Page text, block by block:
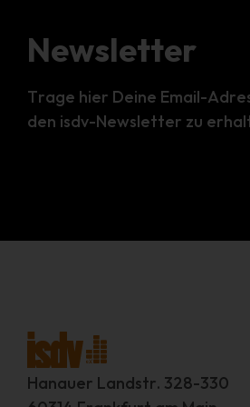
Newsletter
Trage hier Deine Email-
den isdv-Newsletter zu
Hanauer Landstr. 328-330